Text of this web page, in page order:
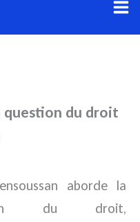
question du droit
aborde la
du droit,